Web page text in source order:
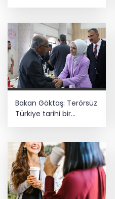
Bakan Göktaş: Terörsüz
Türkiye tarihi bir